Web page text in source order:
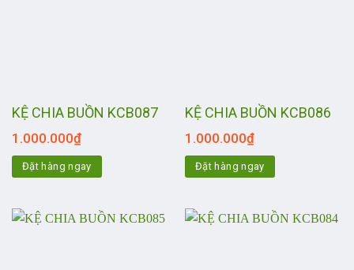
KỆ CHIA BUỒN KCB087
1.000.000₫
Đặt hàng ngay
KỆ CHIA BUỒN KCB086
1.000.000₫
Đặt hàng ngay